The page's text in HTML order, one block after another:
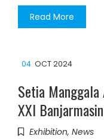
Read More
04 OCT 2024
Setia Manggala
XXI Banjarmasin
Exhibition, News